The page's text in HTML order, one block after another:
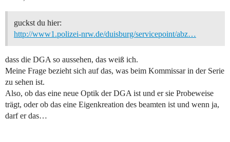
guckst du hier:
http://www1.polizei-nrw.de/duisburg/servicepoint/abz…
dass die DGA so aussehen, das weiß ich.
Meine Frage bezieht sich auf das, was beim Kommissar in der Serie
zu sehen ist.
Also, ob das eine neue Optik der DGA ist und er sie Probeweise
trägt, oder ob das eine Eigenkreation des beamten ist und wenn ja,
darf er das…